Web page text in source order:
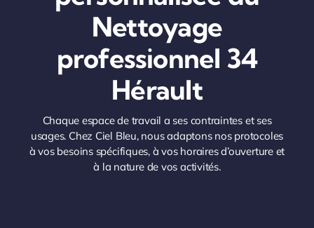
Nettoyage
professionnel 34
Hérault
Chaque espace de travail a ses contraintes et ses
usages. Chez Ciel Bleu, nous adaptons nos protocoles
à vos besoins spécifiques, à vos horaires d’ouverture et
à la nature de vos activités.